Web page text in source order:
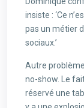
insiste : ‘Ce
pas un métier
sociaux.’
Autre
no-show. Le
réservé une